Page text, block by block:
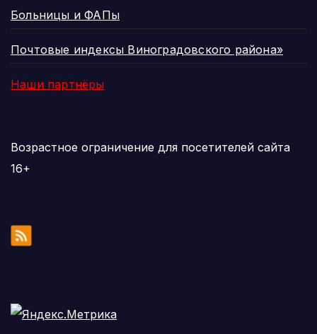
Больницы и ФАПы
Почтовые индексы Виноградовского района»
Наши партнёры
Возрастное ограничение для посетителей сайта
16+